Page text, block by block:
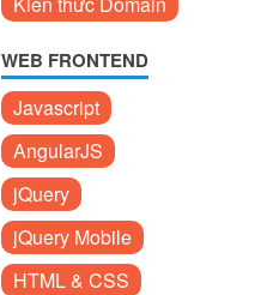
WEB FRONTEND
Javascript
AngularJS
jQuery
jQuery Mobile
HTML & CSS